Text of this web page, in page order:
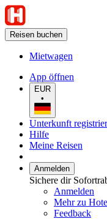
Reisen buchen
Mietwagen
App öffnen
EUR
•
Unterkunft
Hilfe
Meine Reisen
Anmelden
Sichere dir
Anmelden
Mehr zu
Feedback